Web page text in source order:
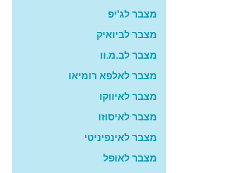
מצבר לג'יפ
מצבר לביואיק
מצבר לב.מ.וו
מצבר לאלפא רומיאו
מצבר לאיווקו
מצבר לאיסוזו
מצבר לאינפיניטי
מצבר לאופל